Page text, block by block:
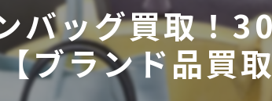
時計
ブランド品
切手
バッグ買取！
ブランド品買